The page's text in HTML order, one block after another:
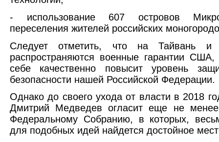
- использование 607 островов
переселения жителей российских
Следует отметить, что на Тайвань и
распространяются военные гарантии
себе качественно повысит уровень
безопасности нашей Российской Федерации.
Однако до своего ухода от власти в 2018
Дмитрий Медведев огласит еще не
Федеральному Собранию, в которых,
для подобных идей найдется достойное